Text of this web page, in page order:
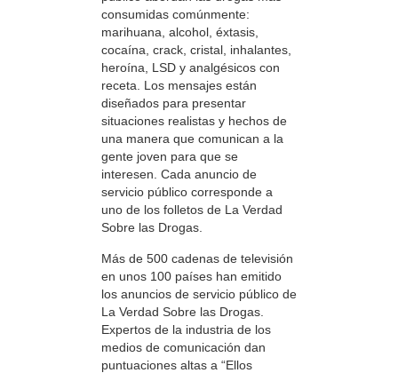
consumidas comúnmente:
marihuana, alcohol, éxtasis,
cocaína, crack, cristal, inhalantes,
heroína, LSD y analgésicos con
receta. Los mensajes están
diseñados para presentar
situaciones realistas y hechos de
una manera que comunican a la
gente joven para que se
interesen. Cada anuncio de
servicio público corresponde a
uno de los folletos de La Verdad
Sobre las Drogas.
Más de 500 cadenas de televisión
en unos 100 países han emitido
los anuncios de servicio público de
La Verdad Sobre las Drogas.
Expertos de la industria de los
medios de comunicación dan
puntuaciones altas a “Ellos